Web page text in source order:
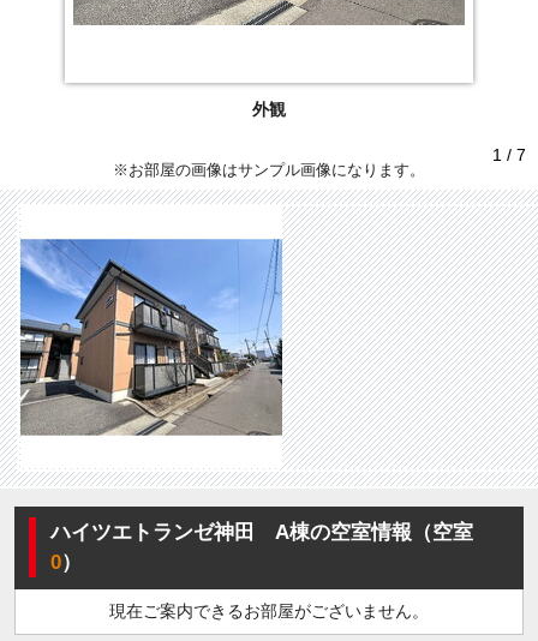
外観
1 / 7
※お部屋の画像はサンプル画像になります。
ハイツエトランゼ神田 A棟の空室情報（空室
0）
現在ご案内できるお部屋がございません。